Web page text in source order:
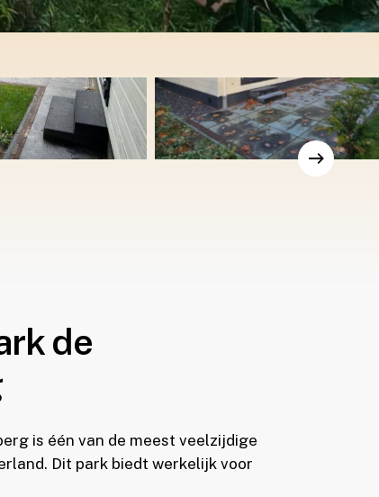
de
is één van de meest veelzijdige
Dit park biedt werkelijk voor